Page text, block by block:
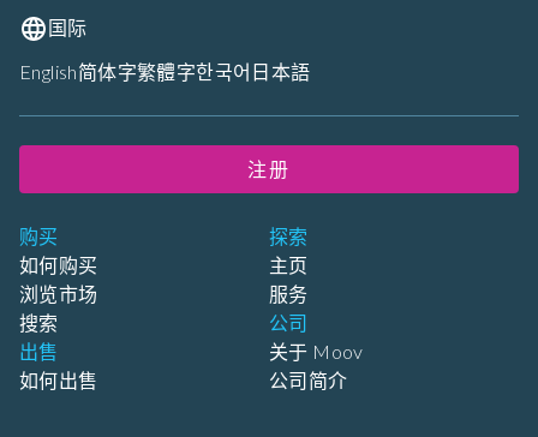
购买
如何购买
浏览市场
搜索
出售
如何出售
探索
主页
服务
公司
关于 Moov
公司简介
国际
English简体字繁體字한국어 日本語
注册